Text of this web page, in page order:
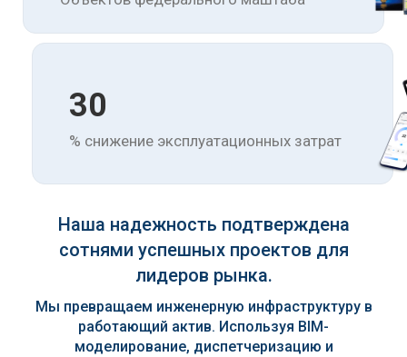
30
% снижение эксплуатационных затрат
Наша надежность подтверждена
сотнями успешных проектов для
лидеров рынка.
Мы превращаем инженерную инфраструктуру в
работающий актив. Используя BIM-
моделирование, диспетчеризацию и